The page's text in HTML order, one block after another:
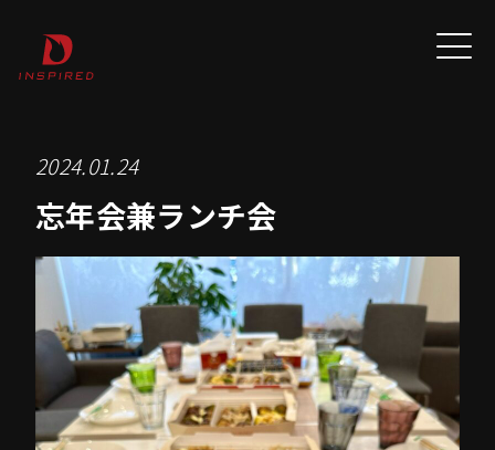
2024.01.24
忘年会兼ランチ会